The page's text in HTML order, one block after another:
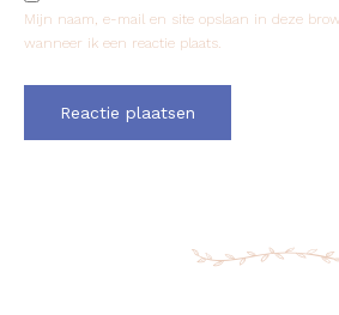
Mijn naam, e-mail en site opslaan in deze
wanneer ik een reactie plaats.